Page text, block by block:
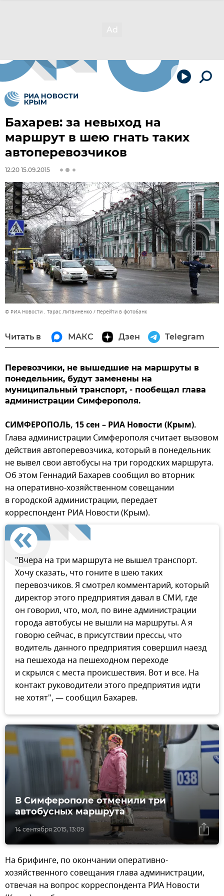
Бахарев: за невыход на
маршрут в шею гнать таких
автоперевозчиков
12:20 15.09.2015
© РИА Новости . Тарас Литвиненко Перейти в фотобанк
Читать в МАКС Дзен Telegram
Перевозчики, не вышедшие на маршруты в
понедельник, будут заменены на
муниципальный транспорт, - пообещал глава
администрации Симферополя.
СИМФЕРОПОЛЬ, 15 сен – РИА Новости (Крым).
Глава администрации Симферополя считает вызовом
действия автоперевозчика, который в понедельник
не вывел свои автобусы на три городских маршрута.
Об этом Геннадий Бахарев сообщил во вторник
на оперативно-хозяйственном совещании
в городской администрации, передает
корреспондент РИА Новости (Крым).
"Вчера на три маршрута не вышел транспорт.
Хочу сказать, что гоните в шею таких
перевозчиков. Я смотрел комментарий, который
директор этого предприятия давал в СМИ, где
он говорил, что, мол, по вине администрации
города автобусы не вышли на маршруты. А я
говорю сейчас, в присутствии прессы, что
водитель данного предприятия совершил наезд
на пешехода на пешеходном переходе
и скрылся с места происшествия. Вот и все. На
контакт руководители этого предприятия идти
не хотят", — сообщил Бахарев.
14 сентября 2015, 13:09
В Симферополе отменили три
автобусных маршрута
На брифинге, по окончании оперативно-
хозяйственного совещания глава администрации,
отвечая на вопрос корреспондента РИА Новости